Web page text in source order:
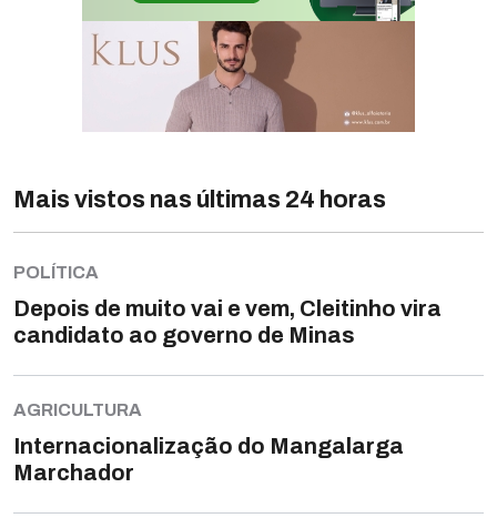
Mais vistos nas últimas 24 horas
POLÍTICA
Depois de muito vai e vem, Cleitinho vira
candidato ao governo de Minas
AGRICULTURA
Internacionalização do Mangalarga
Marchador